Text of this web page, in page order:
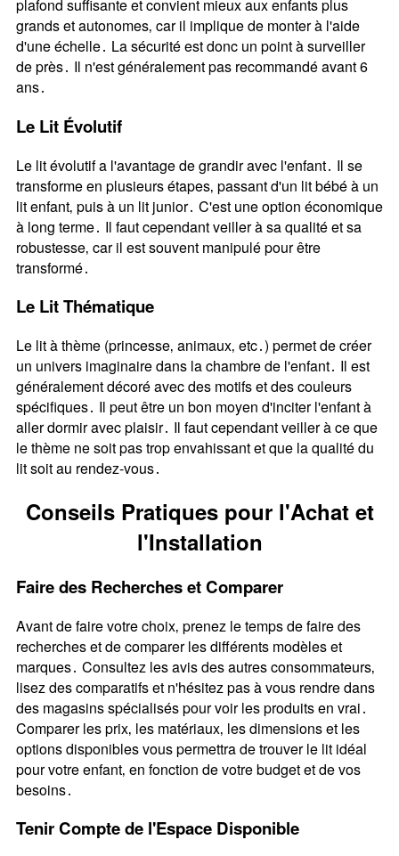
plafond suffisante et convient mieux aux enfants plus
grands et autonomes‚ car il implique de monter à l'aide
d'une échelle․ La sécurité est donc un point à surveiller
de près․ Il n'est généralement pas recommandé avant 6
ans․
Le Lit Évolutif
Le lit évolutif a l'avantage de grandir avec l'enfant․ Il se
transforme en plusieurs étapes‚ passant d'un lit bébé à un
lit enfant‚ puis à un lit junior․ C'est une option économique
à long terme․ Il faut cependant veiller à sa qualité et sa
robustesse‚ car il est souvent manipulé pour être
transformé․
Le Lit Thématique
Le lit à thème (princesse‚ animaux‚ etc․) permet de créer
un univers imaginaire dans la chambre de l'enfant․ Il est
généralement décoré avec des motifs et des couleurs
spécifiques․ Il peut être un bon moyen d'inciter l'enfant à
aller dormir avec plaisir․ Il faut cependant veiller à ce que
le thème ne soit pas trop envahissant et que la qualité du
lit soit au rendez-vous․
Conseils Pratiques pour l'Achat et
l'Installation
Faire des Recherches et Comparer
Avant de faire votre choix‚ prenez le temps de faire des
recherches et de comparer les différents modèles et
marques․ Consultez les avis des autres consommateurs‚
lisez des comparatifs et n'hésitez pas à vous rendre dans
des magasins spécialisés pour voir les produits en vrai․
Comparer les prix‚ les matériaux‚ les dimensions et les
options disponibles vous permettra de trouver le lit idéal
pour votre enfant‚ en fonction de votre budget et de vos
besoins․
Tenir Compte de l'Espace Disponible